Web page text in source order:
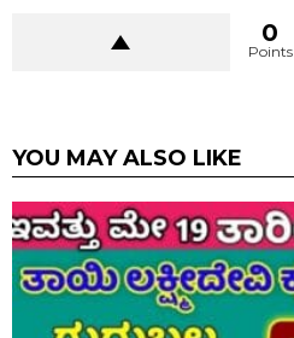
0
Points
YOU MAY ALSO LIKE